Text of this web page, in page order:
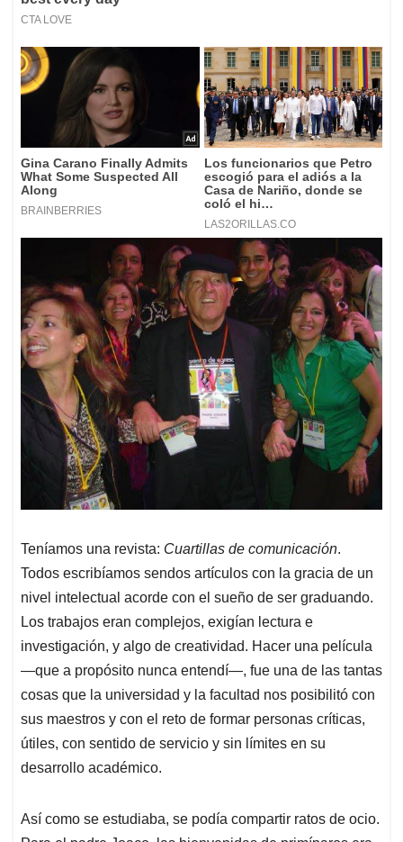
Teníamos una revista: Cuartillas de comunicación.
Todos escribíamos sendos artículos con la gracia de un
nivel intelectual acorde con el sueño de ser graduando.
Los trabajos eran complejos, exigían lectura e
investigación, y algo de creatividad. Hacer una película
—que a propósito nunca entendí—, fue una de las tantas
cosas que la universidad y la facultad nos posibilitó con
sus maestros y con el reto de formar personas críticas,
útiles, con sentido de servicio y sin límites en su
desarrollo académico.
Así como se estudiaba, se podía compartir ratos de ocio.